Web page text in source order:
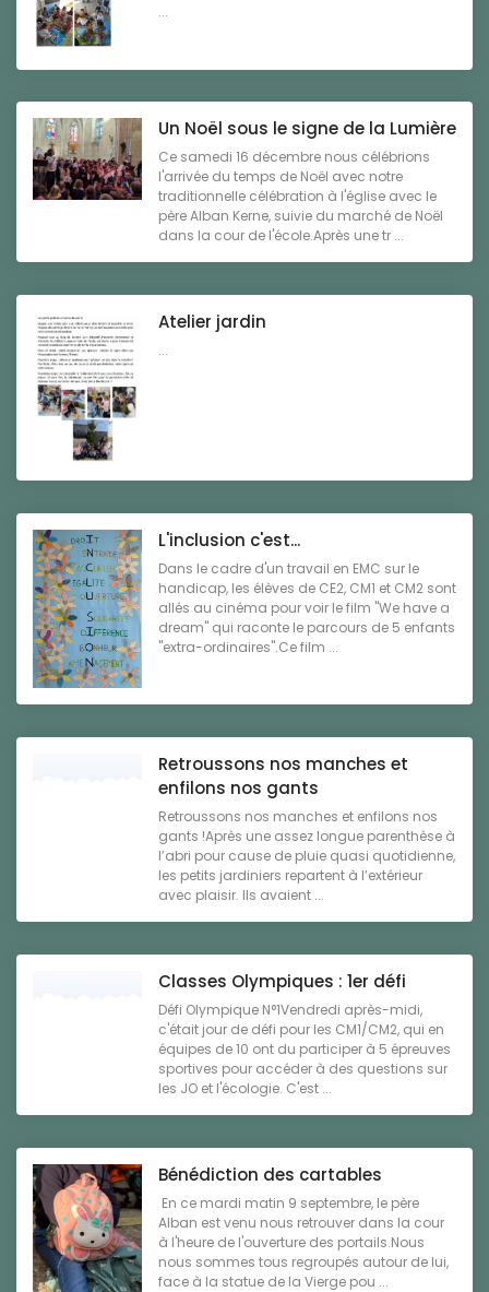
...
Un Noël sous le signe de la Lumière
Ce samedi 16 décembre nous célébrions
l'arrivée du temps de Noël avec notre
traditionnelle célébration à l'église avec le
père Alban Kerne, suivie du marché de Noël
dans la cour de l'école.Après une tr ...
Atelier jardin
...
L'inclusion c'est...
Dans le cadre d'un travail en EMC sur le
handicap, les élèves de CE2, CM1 et CM2 sont
allés au cinéma pour voir le film "We have a
dream" qui raconte le parcours de 5 enfants
"extra-ordinaires".Ce film ...
Retroussons nos manches et
enfilons nos gants
Retroussons nos manches et enfilons nos
gants !Après une assez longue parenthèse à
l’abri pour cause de pluie quasi quotidienne,
les petits jardiniers repartent à l’extérieur
avec plaisir. Ils avaient ...
Classes Olympiques : 1er défi
Défi Olympique N°1Vendredi après-midi,
c'était jour de défi pour les CM1/CM2, qui en
équipes de 10 ont du participer à 5 épreuves
sportives pour accéder à des questions sur
les JO et l'écologie. C'est ...
Bénédiction des cartables
En ce mardi matin 9 septembre, le père
Alban est venu nous retrouver dans la cour
à l'heure de l'ouverture des portails.Nous
nous sommes tous regroupés autour de lui,
face à la statue de la Vierge pou ...